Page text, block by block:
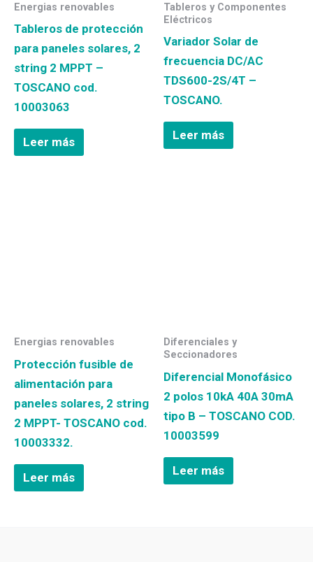
Energias renovables
Tableros de protección
para paneles solares, 2
string 2 MPPT –
TOSCANO cod.
10003063
Leer más
Tableros y Componentes
Eléctricos
Variador Solar de
frecuencia DC/AC
TDS600-2S/4T –
TOSCANO.
Leer más
Energias renovables
Protección fusible de
alimentación para
paneles solares, 2 string
2 MPPT- TOSCANO cod.
10003332.
Leer más
Diferenciales y
Seccionadores
Diferencial Monofásico
2 polos 10kA 40A 30mA
tipo B – TOSCANO COD.
10003599
Leer más